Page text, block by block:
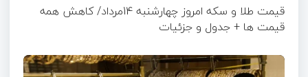
قیمت طلا و سکه امروز چهارشنبه 14مرداد/ کاهش همه
قیمت ها + جدول و جزئیات